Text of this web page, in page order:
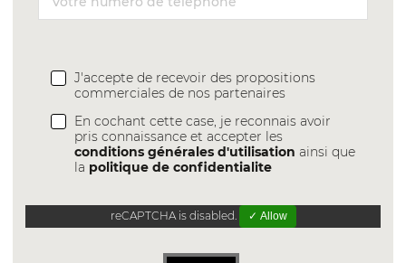
J'accepte de recevoir des propositions
commerciales de nos partenaires
En cochant cette case, je reconnais avoir
pris connaissance et accepter les
conditions générales d'utilisation ainsi que
la politique de confidentialite
reCAPTCHA is disabled. ✓ Allow